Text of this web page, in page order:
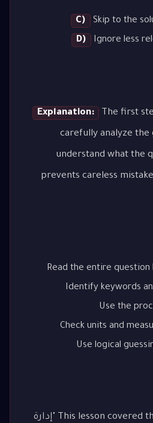
C)
Skip to the
D)
Ignore less
Explanation: The first
carefully analyze
understand what the
prevents careless
Read the entire
Identify keywords
Use the
Check units and
Use logical
This lesson covered the essential aspects of "إدارة